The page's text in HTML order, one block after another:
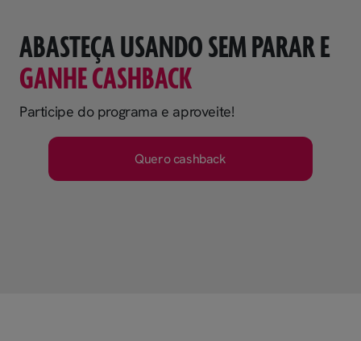
ABASTEÇA USANDO SEM PARAR E
GANHE CASHBACK
Participe do programa e aproveite!
Quero cashback